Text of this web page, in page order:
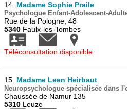
14. Madame Sophie Praile
Psychologue Enfant-Adolescent-
Rue de la Pologne, 48
5340 Faulx-les-Tombes
Téléconsultation disponible
15. Madame Leen Heirbaut
Neuropsychologue spécialisée dans
Chaussée de Namur 135
5310 Leuze